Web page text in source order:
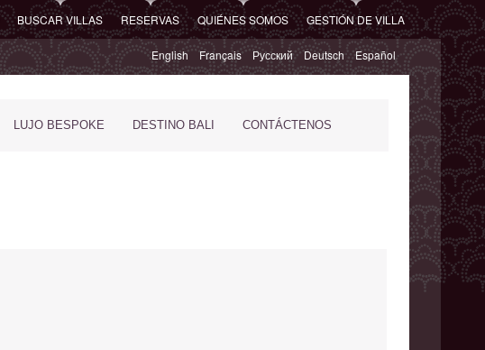
BUSCAR VILLAS RESERVAS QUIÉNES SOMOS GESTIÓN DE VILLA
English Français Русский Deutsch Español
LUJO BESPOKE DESTINO BALI CONTÁCTENOS